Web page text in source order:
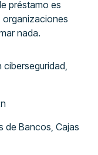
préstamo es
organizaciones
nada.
de Bancos, Cajas